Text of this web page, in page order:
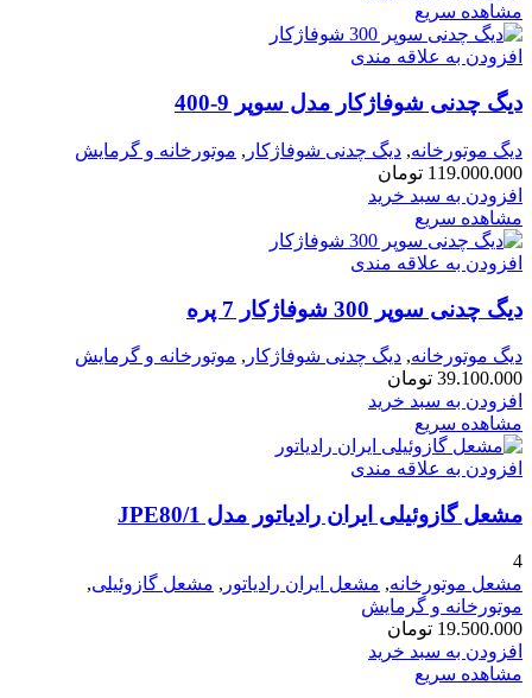
مشاهده سریع
افزودن به علاقه مندی
دیگ چدنی شوفاژکار مدل سوپر 9-400
دیگ موتورخانه, دیگ چدنی شوفاژکار , موتورخانه و گرمایش
119.000.000 تومان
افزودن به سبد خرید
مشاهده سریع
افزودن به علاقه مندی
دیگ چدنی سوپر 300 شوفاژکار 7 پره
دیگ موتورخانه, دیگ چدنی شوفاژکار , موتورخانه و گرمایش
39.100.000 تومان
افزودن به سبد خرید
مشاهده سریع
افزودن به علاقه مندی
مشعل گازوئیلی ایران رادیاتور مدل JPE80/1
4
مشعل موتورخانه, مشعل ایران رادیاتور , مشعل گازوئیلی,
موتورخانه و گرمایش
19.500.000 تومان
افزودن به سبد خرید
مشاهده سریع